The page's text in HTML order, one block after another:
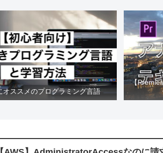
オススメのプログラミング言語
【